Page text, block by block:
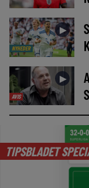
NYHEDER
►
AVIS
►
TIPSBLADET